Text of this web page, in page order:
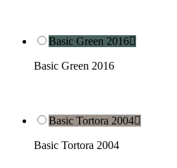
Basic Green 2016
Basic Green 2016
Basic Tortora 2004
Basic Tortora 2004